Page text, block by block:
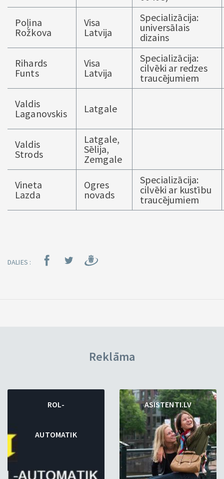
Poļina
Rožkova
Visa
Latvija
Specializācija:
universālais
dizains
Rihards
Funts
Visa
Latvija
Specializācija:
cilvēki ar redzes
traucējumiem
Valdis
Laganovskis
Latgale
Valdis
Strods
Latgale,
Sēlija,
Zemgale
Vineta
Lazda
Ogres
novads
Specializācija:
cilvēki ar kustību
traucējumiem
DALIES :
Reklāma
ROL-
AUTOMATIK
ASISTENTI.LV